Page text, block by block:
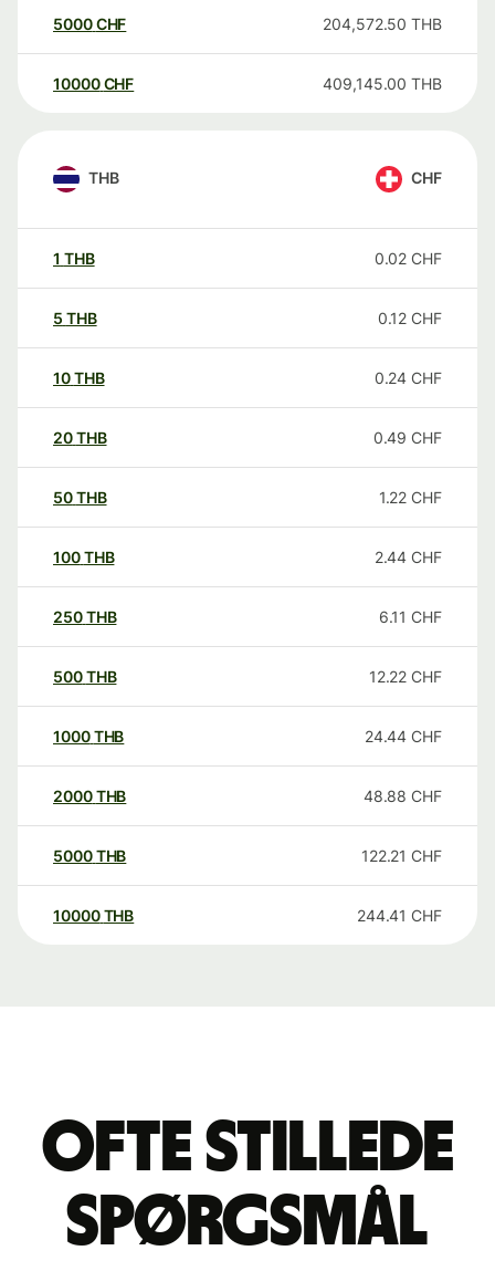
5000CHF 204,572.50 THB
10000 CHF 409,145.00 THB
THB CHF
1 THB 0.02 CHF
5 THB 0.12 CHF
10THB 0.24 CHF
20THB 0.49 CHF
50THB 1.22 CHF
100THB 2.44 CHF
250THB 6.11 CHF
500THB 12.22 CHF
1000THB 24.44 CHF
2000THB 48.88 CHF
5000THB 122.21 CHF
10000 THB 244.41 CHF
Ofte stillede
spørgsmål